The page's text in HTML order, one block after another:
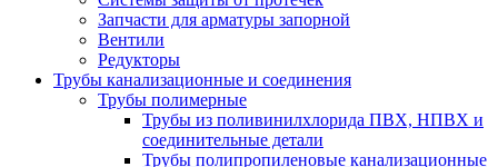
Запчасти для арматуры запорной
Вентили
Редукторы
Трубы канализационные и соединения
Трубы полимерные
Трубы из поливинилхлорида ПВХ, НПВХ и
соединительные детали
Трубы полипропиленовые канализационные